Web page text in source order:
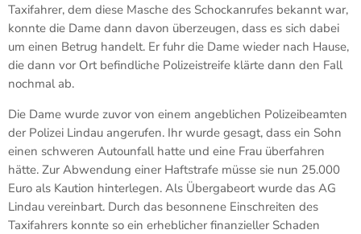
Taxifahrer, dem diese Masche des Schockanrufes bekannt war,
konnte die Dame dann davon überzeugen, dass es sich dabei
um einen Betrug handelt. Er fuhr die Dame wieder nach Hause,
die dann vor Ort befindliche Polizeistreife klärte dann den Fall
nochmal ab.
Die Dame wurde zuvor von einem angeblichen Polizeibeamten
der Polizei Lindau angerufen. Ihr wurde gesagt, dass ein Sohn
einen schweren Autounfall hatte und eine Frau überfahren
hätte. Zur Abwendung einer Haftstrafe müsse sie nun 25.000
Euro als Kaution hinterlegen. Als Übergabeort wurde das AG
Lindau vereinbart. Durch das besonnene Einschreiten des
Taxifahrers konnte so ein erheblicher finanzieller Schaden